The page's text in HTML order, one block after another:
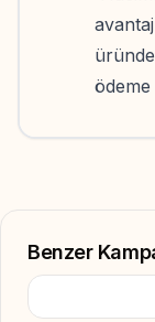
ödeme
Benzer